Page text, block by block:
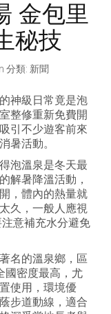
金包里
秘技
分類: 新聞
神級日常竟是泡
整修重新免費開
引不少遊客前來
暑活動。
泡溫泉是冬天最
解暑降溫活動，
，體內的熱量就
久，一般人應視
意補充水分避免
名的溫泉鄉，區
國密度最高，尤
使用，環境優
步道動線，適合